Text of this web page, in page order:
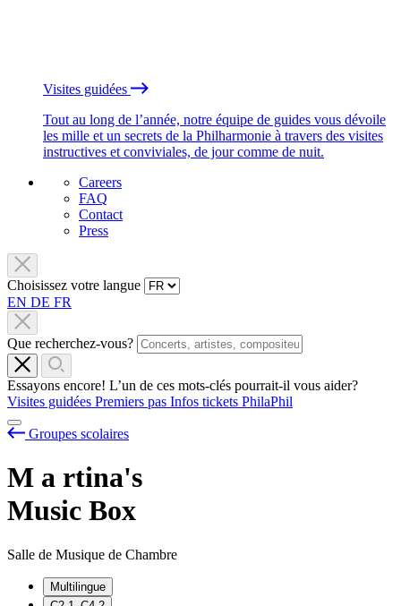
Visites guidées
Tout au long de l’année, notre équipe de guides vous dévoile
les mille et un secrets de la Philharmonie à travers des visites
instructives et conviviales, de jour comme de nuit.
Careers
FAQ
Contact
Press
Choisissez votre langue
EN DE FR
Que recherchez-vous?
Essayons encore! L’un de ces mots-clés pourrait-il vous aider?
Visites guidées Premiers pas Infos tickets PhilaPhil
Groupes scolaires
M a rtina's
Music Box
Salle de Musique de Chambre
Multilingue